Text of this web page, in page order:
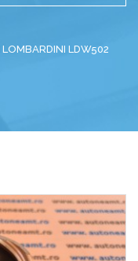
LDW502